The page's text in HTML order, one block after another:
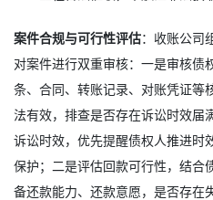
案件合规与可行性评估：收账公司
对案件进行双重审核：一是审核债
条、合同、转账记录、对账凭证等
法有效，排查是否存在诉讼时效届
诉讼时效，优先提醒债权人推进时
保护；二是评估回款可行性，结合
备还款能力、还款意愿，是否存在